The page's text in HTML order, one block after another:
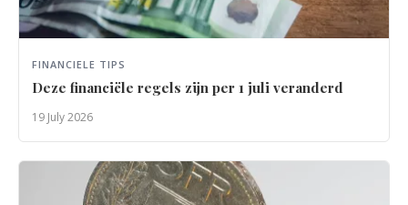
FINANCIELE TIPS
Deze financiële regels zijn per 1 juli veranderd
19 July 2026